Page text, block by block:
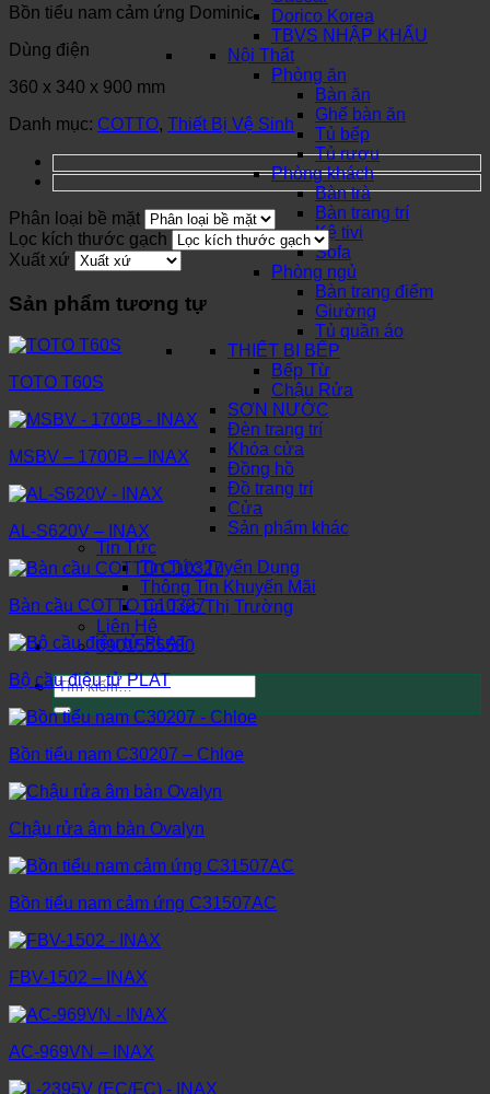
Dorico Korea
TBVS NHẬP KHẨU
Nội Thất
Phòng ăn
Bàn ăn
Ghế bàn ăn
Tủ bếp
Tủ rượu
Phòng khách
Bàn trà
Bàn trang trí
Kệ tivi
Sofa
Phòng ngủ
Bàn trang điểm
Giường
Tủ quần áo
THIẾT BỊ BẾP
Bếp Từ
Chậu Rửa
SƠN NƯỚC
Đèn trang trí
Khóa cửa
Đồng hồ
Đồ trang trí
Cửa
Sản phẩm khác
Tin Tức
Tin Tức Tuyển Dụng
Thông Tin Khuyến Mãi
Tin Tức Thị Trường
Liên Hệ
0901555580
Tìm
kiếm:
Bồn tiểu nam cảm ứng Dominic
Dùng điện
360 x 340 x 900 mm
Danh mục: COTTO, Thiết Bị Vệ Sinh
Phân loại bề mặt
Lọc kích thước gạch
Xuất xứ
Sản phẩm tương tự
TOTO T60S
MSBV – 1700B – INAX
AL-S620V – INAX
Bàn cầu COTTO C10327
Bộ cầu điệu tử PLAT
Bồn tiểu nam C30207 – Chloe
Chậu rửa âm bàn Ovalyn
Bồn tiểu nam cảm ứng C31507AC
FBV-1502 – INAX
AC-969VN – INAX